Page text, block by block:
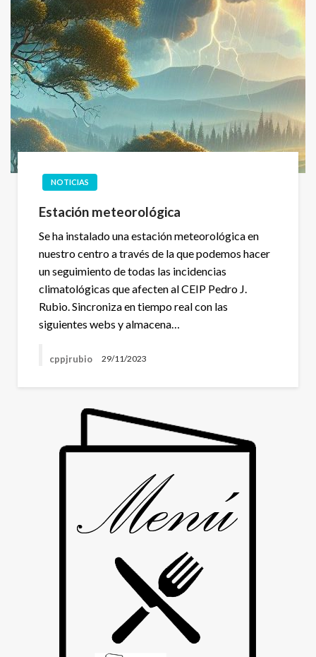
NOTICIAS
Estación meteorológica
Se ha instalado una estación meteorológica en
nuestro centro a través de la que podemos hacer
un seguimiento de todas las incidencias
climatológicas que afecten al CEIP Pedro J.
Rubio. Sincroniza en tiempo real con las
siguientes webs y almacena…
cppjrubio 29/11/2023